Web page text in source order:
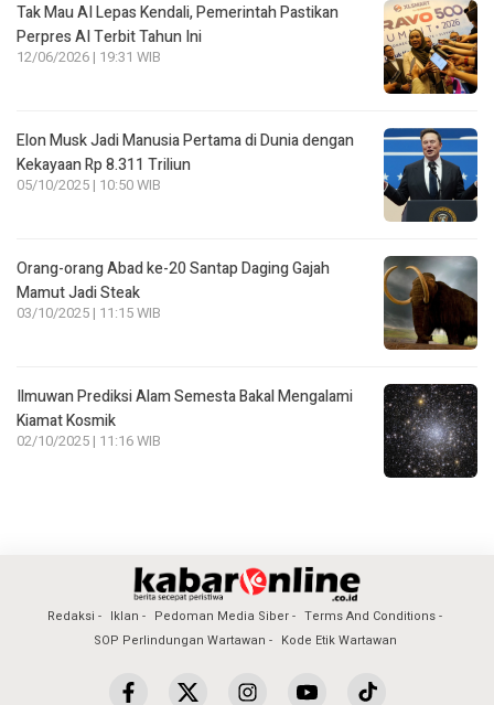
Tak Mau AI Lepas Kendali, Pemerintah Pastikan
Perpres AI Terbit Tahun Ini
12/06/2026 | 19:31 WIB
Elon Musk Jadi Manusia Pertama di Dunia dengan
Kekayaan Rp 8.311 Triliun
05/10/2025 | 10:50 WIB
Orang-orang Abad ke-20 Santap Daging Gajah
Mamut Jadi Steak
03/10/2025 | 11:15 WIB
Ilmuwan Prediksi Alam Semesta Bakal Mengalami
Kiamat Kosmik
02/10/2025 | 11:16 WIB
Redaksi Iklan Pedoman Media Siber
Terms And Conditions
SOP Perlindungan Wartawan
Kode Etik Wartawan